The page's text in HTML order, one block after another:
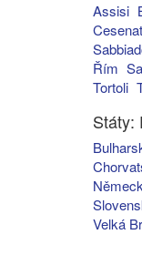
Assisi
Řím
Tortoli
Státy:
Velká